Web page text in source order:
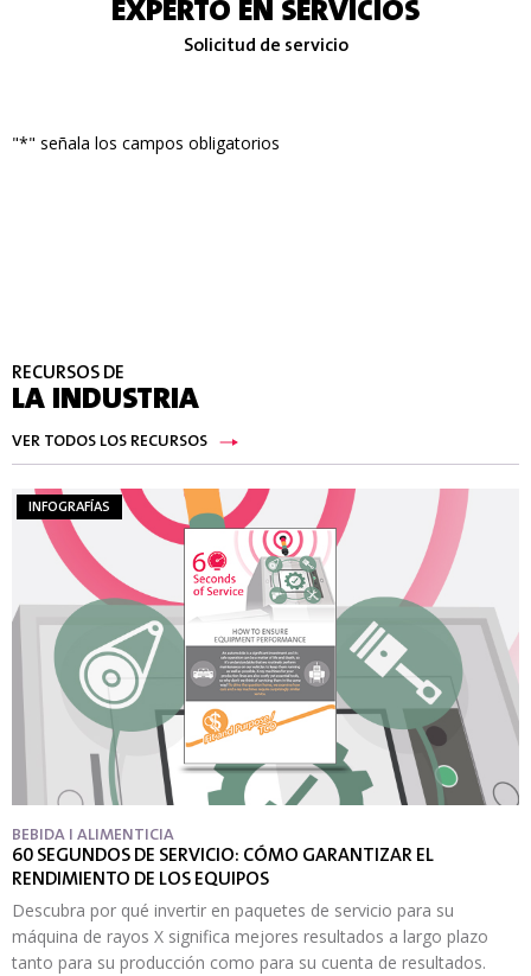
EXPERTO EN SERVICIOS
Solicitud de servicio
"*" señala los campos obligatorios
RECURSOS DE
LA INDUSTRIA
VER TODOS LOS RECURSOS
INFOGRAFÍAS
BEBIDA I ALIMENTICIA
60 SEGUNDOS DE SERVICIO: CÓMO GARANTIZAR EL
RENDIMIENTO DE LOS EQUIPOS
Descubra por qué invertir en paquetes de servicio para su
máquina de rayos X significa mejores resultados a largo plazo
tanto para su producción como para su cuenta de resultados.